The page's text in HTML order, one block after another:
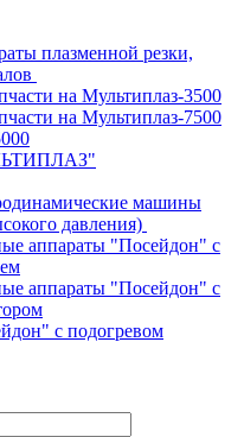
плазменной резки,
на Мультиплаз-3500
на Мультиплаз-7500
машины
давления)
аппараты "Посейдон" с
аппараты "Посейдон" с
с подогревом